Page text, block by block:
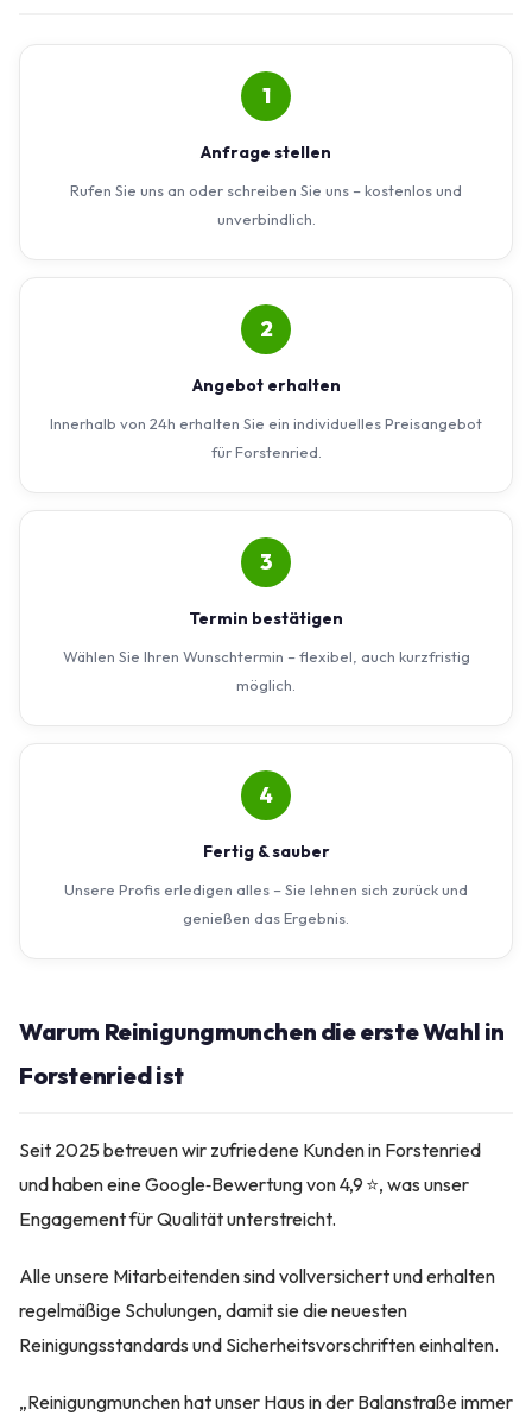
1
Anfrage stellen
Rufen Sie uns an oder schreiben Sie uns – kostenlos und
unverbindlich.
2
Angebot erhalten
Innerhalb von 24h erhalten Sie ein individuelles Preisangebot
für Forstenried.
3
Termin bestätigen
Wählen Sie Ihren Wunschtermin – flexibel, auch kurzfristig
möglich.
4
Fertig & sauber
Unsere Profis erledigen alles – Sie lehnen sich zurück und
genießen das Ergebnis.
Warum Reinigungmunchen die erste Wahl in
Forstenried ist
Seit 2025 betreuen wir zufriedene Kunden in Forstenried
und haben eine Google‑Bewertung von 4,9 ⭐, was unser
Engagement für Qualität unterstreicht.
Alle unsere Mitarbeitenden sind vollversichert und erhalten
regelmäßige Schulungen, damit sie die neuesten
Reinigungsstandards und Sicherheitsvorschriften einhalten.
„Reinigungmunchen hat unser Haus in der Balanstraße immer